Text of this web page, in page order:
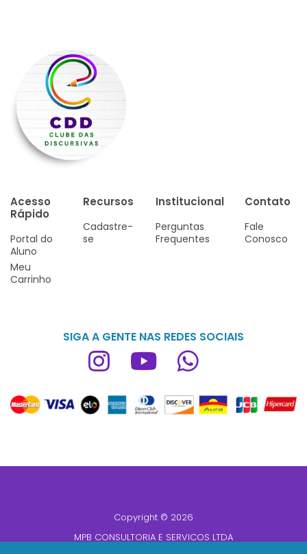
Acesso
Rápido
Portal do
Aluno
Meu
Carrinho
Recursos
Cadastre-
se
Institucional
Perguntas
Frequentes
Contato
Fale
Conosco
SIGA A GENTE NAS REDES SOCIAIS
Copyright © 2026
MPB CONSULTORIA E SERVICOS LTDA